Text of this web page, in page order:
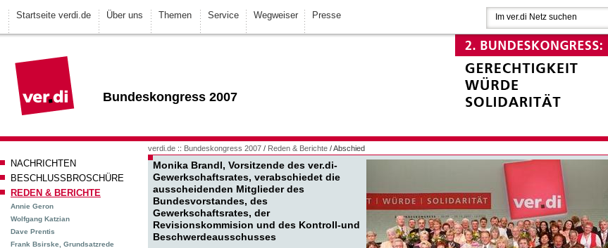
Startseite verdi.de Über uns Themen Service Wegweiser Presse
Bundeskongress 2007
NACHRICHTEN
BESCHLUSSBROSCHÜRE
REDEN & BERICHTE
Annie Geron
Wolfgang Katzian
Dave Prentis
Frank Bsirske, Grundsatzrede
verdi.de :: Bundeskongress 2007 / Reden & Berichte / Abschied
Monika Brandl, Vorsitzende des ver.di-
Gewerkschaftsrates, verabschiedet die
ausscheidenden Mitglieder des
Bundesvorstandes, des
Gewerkschaftsrates, der
Revisionskommision und des Kontroll-und
Beschwerdeausschusses